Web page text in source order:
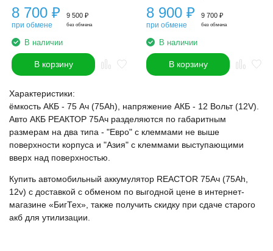
8 700 ₽
при обмене
9 500 ₽
без обмена
В наличии
В корзину
8 900 ₽
при обмене
9 700 ₽
без обмена
В наличии
В корзину
Характеристики:
ёмкость АКБ - 75 Ач (75Ah), напряжение АКБ - 12 Вольт (12V).
Авто АКБ РЕАКТОР 75Ач разделяются по габаритным
размерам на два типа - "Евро" с клеммами не выше
поверхности корпуса и "Азия" с клеммами выступающими
вверх над поверхностью.
Купить автомобильный аккумулятор REACTOR 75Ач (75Ah,
12v) с доставкой с обменом по выгодной цене в интернет-
магазине «БигТех», также получить скидку при сдаче старого
акб для утилизации.